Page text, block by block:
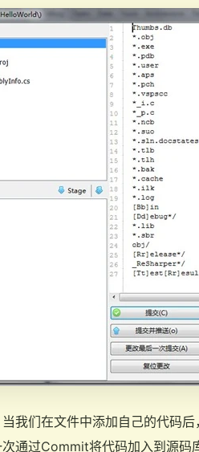
我们在文件中添加自己的代码
通过Commit将代码加入到源码